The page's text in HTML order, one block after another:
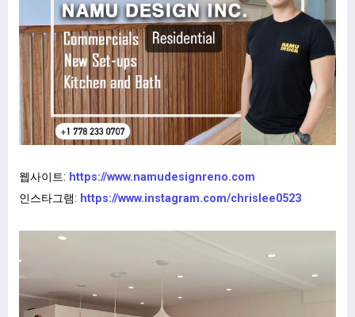
웹사이트: https://www.namudesignreno.com
인스타그램: https://www.instagram.com/chrislee0523